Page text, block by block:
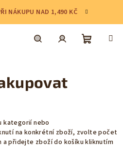
NÁKUPU NAD 1,490 KČ
kategorií nebo
na konkrétní zboží, zvolte počet
přidejte zboží do košíku kliknutím